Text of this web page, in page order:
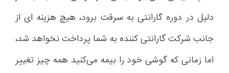
دلیل در دوره گارانتی به سرقت برود، هیچ هزینه ای از
جانب شرکت گارانتی کننده به شما پرداخت نخواهد شد،
اما زمانی که گوشی خود را بیمه می‌کنید همه چیز تغییر